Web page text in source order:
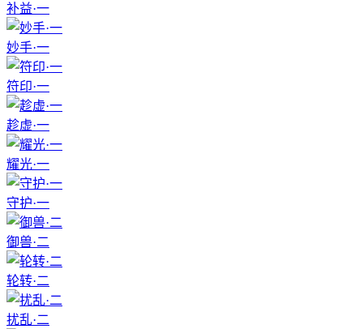
补益·一
妙手·一
符印·一
趁虚·一
耀光·一
守护·一
御兽·二
轮转·二
扰乱·二